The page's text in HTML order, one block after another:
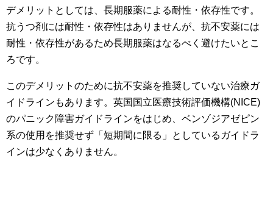
デメリットとしては、長期服薬による耐性・依存性です。
抗うつ剤には耐性・依存性はありませんが、抗不安薬には
耐性・依存性があるため長期服薬はなるべく避けたいとこ
ろです。
このデメリットのために抗不安薬を推奨していない治療ガ
イドラインもあります。英国国立医療技術評価機構(NICE)
のパニック障害ガイドラインをはじめ、ベンゾジアゼピン
系の使用を推奨せず「短期間に限る」としているガイドラ
インは少なくありません。